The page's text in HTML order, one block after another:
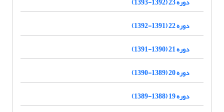
دوره 22 (1391-1392)
دوره 21 (1390-1391)
دوره 20 (1389-1390)
دوره 19 (1388-1389)